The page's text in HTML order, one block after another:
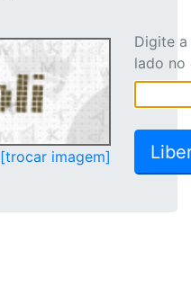
[trocar imagem]
Digite
lado no